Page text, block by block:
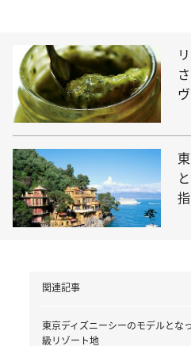
関連記事
東京ディズニーシーのモデルとな
級リゾート地